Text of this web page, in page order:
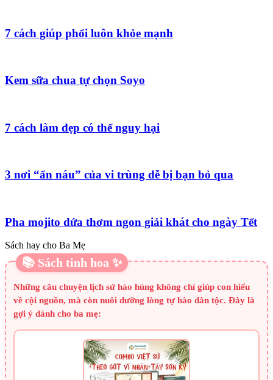
7 cách giúp phổi luôn khỏe mạnh
Kem sữa chua tự chọn Soyo
7 cách làm đẹp có thể nguy hại
3 nơi “ẩn náu” của vi trùng dễ bị bạn bỏ qua
Pha mojito dứa thơm ngon giải khát cho ngày Tết
Sách hay cho Ba Mẹ
📚 Sách tinh hoa ✨
Những câu chuyện lịch sử hào hùng không chỉ giúp con hiểu
về cội nguồn, mà còn nuôi dưỡng lòng tự hào dân tộc. Đây là
gợi ý dành cho ba mẹ: